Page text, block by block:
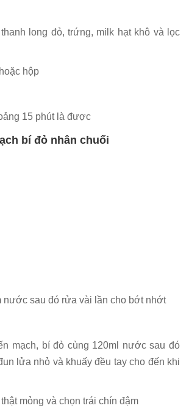
long đỏ, trứng, milk hạt khô và lọc
hộp
15 phút là được
bí đỏ nhân chuối
nước sau đó rửa vài lần cho bớt nhớt
mạch, bí đỏ cùng 120ml nước sau đó
lửa nhỏ và khuấy đều tay cho đến khi
mỏng và chọn trái chín đậm